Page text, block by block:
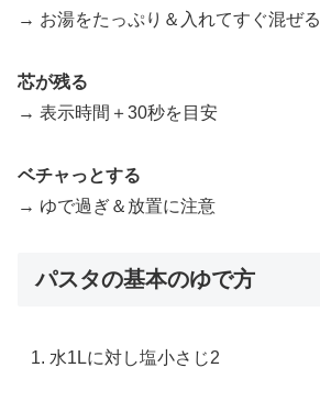
→ お湯をたっぷり＆入れてすぐ混ぜる
芯が残る
→ 表示時間＋30秒を目安
ベチャっとする
→ ゆで過ぎ＆放置に注意
パスタの基本のゆで方
水1Lに対し塩小さじ2